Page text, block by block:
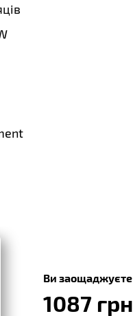
Ви заощаджуєте
1087